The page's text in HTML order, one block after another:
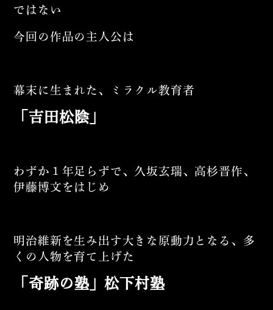
ではない
今回の作品の主人公は
幕末に生まれた、ミラクル教育者
「吉田松陰」
わずか１年足らずで、久坂玄瑞、高杉晋作、
伊藤博文をはじめ
明治維新を生み出す大きな原動力となる、多
くの人物を育て上げた
「奇跡の塾」松下村塾